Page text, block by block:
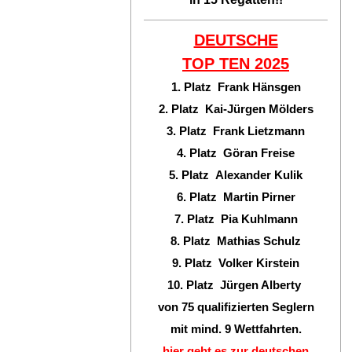
DEUTSCHE
TOP TEN 2025
1. Platz Frank Hänsgen
2. Platz Kai-Jürgen Mölders
3. Platz Frank Lietzmann
4. Platz Göran Freise
5. Platz Alexander Kulik
6. Platz Martin Pirner
7. Platz Pia Kuhlmann
8. Platz Mathias Schulz
9. Platz Volker Kirstein
10. Platz Jürgen Alberty
von 75 qualifizierten Seglern
mit mind. 9 Wettfahrten.